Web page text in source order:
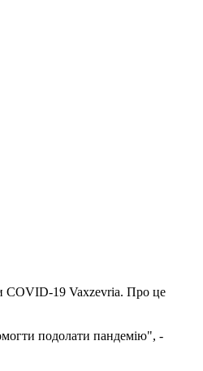
COVID-19 Vaxzevria. Про це
подолати пандемію", -